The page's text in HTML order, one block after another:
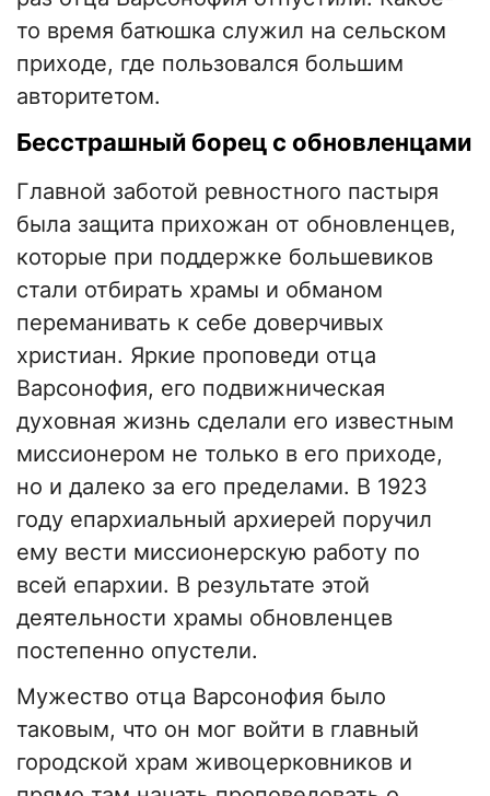
то время батюшка служил на сельском
приходе, где пользовался большим
авторитетом.
Бесстрашный борец с обновленцами
Главной заботой ревностного пастыря
была защита прихожан от обновленцев,
которые при поддержке большевиков
стали отбирать храмы и обманом
переманивать к себе доверчивых
христиан. Яркие проповеди отца
Варсонофия, его подвижническая
духовная жизнь сделали его известным
миссионером не только в его приходе,
но и далеко за его пределами. В 1923
году епархиальный архиерей поручил
ему вести миссионерскую работу по
всей епархии. В результате этой
деятельности храмы обновленцев
постепенно опустели.
Мужество отца Варсонофия было
таковым, что он мог войти в главный
городской храм живоцерковников и